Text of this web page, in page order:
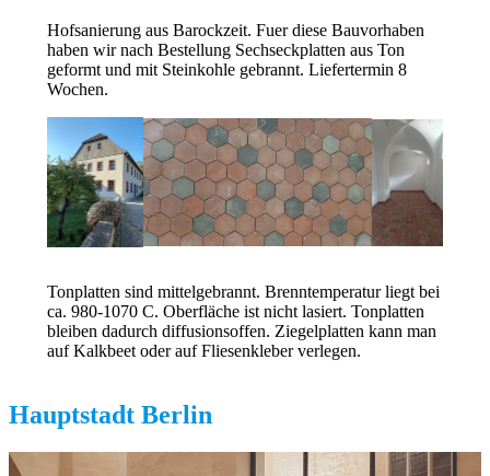
Hofsanierung aus Barockzeit. Fuer diese Bauvorhaben
haben wir nach Bestellung Sechseckplatten aus Ton
geformt und mit Steinkohle gebrannt. Liefertermin 8
Wochen.
Tonplatten sind mittelgebrannt. Brenntemperatur liegt bei
ca. 980-1070 C. Oberfläche ist nicht lasiert. Tonplatten
bleiben dadurch diffusionsoffen. Ziegelplatten kann man
auf Kalkbeet oder auf Fliesenkleber verlegen.
Hauptstadt Berlin